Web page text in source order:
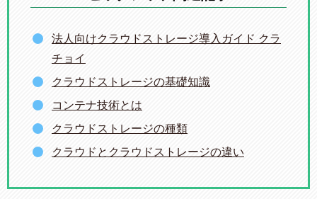
法人向けクラウドストレージ導入ガイド クラ
チョイ
クラウドストレージの基礎知識
コンテナ技術とは
クラウドストレージの種類
クラウドとクラウドストレージの違い